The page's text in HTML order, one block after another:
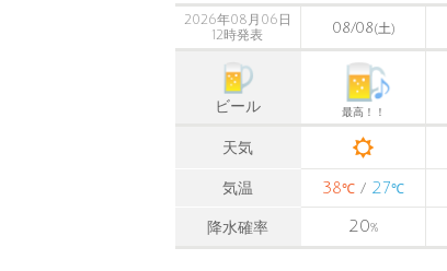
2026年08月06日
12時発表
08/08(土)
ビール 最高！！
天気
気温 38℃ / 27℃
降水確率 20%